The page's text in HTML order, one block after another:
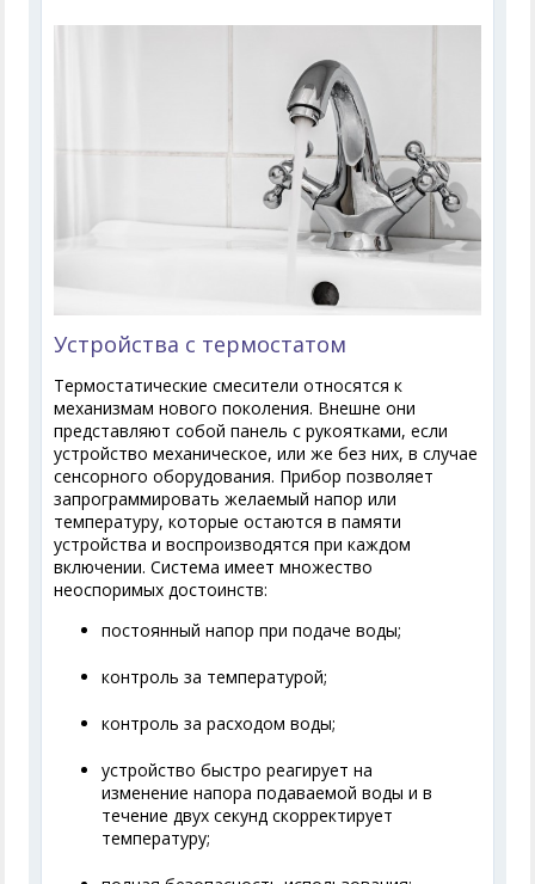
Устройства с термостатом
Термостатические смесители относятся к
механизмам нового поколения. Внешне они
представляют собой панель с рукоятками, если
устройство механическое, или же без них, в случае
сенсорного оборудования. Прибор позволяет
запрограммировать желаемый напор или
температуру, которые остаются в памяти
устройства и воспроизводятся при каждом
включении. Система имеет множество
неоспоримых достоинств:
постоянный напор при подаче воды;
контроль за температурой;
контроль за расходом воды;
устройство быстро реагирует на
изменение напора подаваемой воды и в
течение двух секунд скорректирует
температуру;